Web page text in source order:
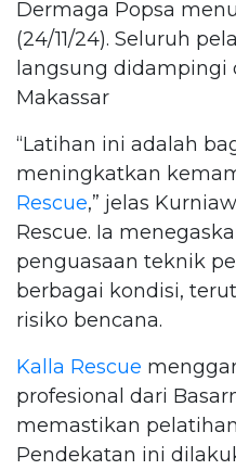
Dermaga Popsa
(24/11/24). Seluruh
langsung didampingi
Makassar
“Latihan ini adalah
meningkatkan
Rescue,” jelas
Rescue. Ia
penguasaan teknik
berbagai kondisi,
risiko bencana.
Kalla Rescue
profesional dari
memastikan
Pendekatan ini